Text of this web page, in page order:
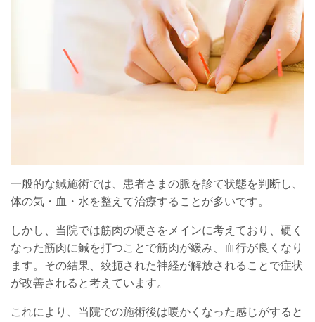
一般的な鍼施術では、患者さまの脈を診て状態を判断し、
体の気・血・水を整えて治療することが多いです。
しかし、当院では筋肉の硬さをメインに考えており、硬く
なった筋肉に鍼を打つことで筋肉が緩み、血行が良くなり
ます。その結果、絞扼された神経が解放されることで症状
が改善されると考えています。
これにより、当院での施術後は暖かくなった感じがすると